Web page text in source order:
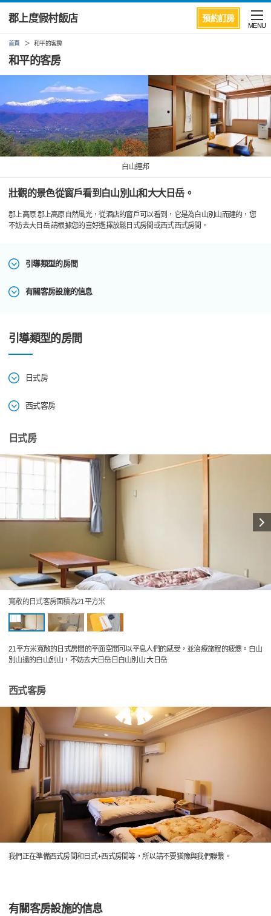
預約訂房
郡上度假村飯店
MENU
首頁 和平的客房
和平的客房
白山連邦
壯觀的景色從窗戶看到白山別山和大大日岳。
郡上高原 郡上高原自然風光，從酒店的窗戶可以看到，它是為白山別山而建的，您
不妨去大日岳 請根據您的喜好選擇放鬆日式房間或西式西式房間。
引導類型的房間
有關客房設施的信息
引導類型的房間
日式房
西式客房
日式房
寬敞的日式客房面積為21平方米
21平方米寬敞的日式房間的平面空間可以平息人們的感受，並治療旅程的疲憊。白山
別山遠的白山別山，不妨去大日岳日白山別山 大日岳
西式客房
我們正在準備西式房間和日式+西式房間等，所以請不要猶豫與我們聯繫。
有關客房設施的信息